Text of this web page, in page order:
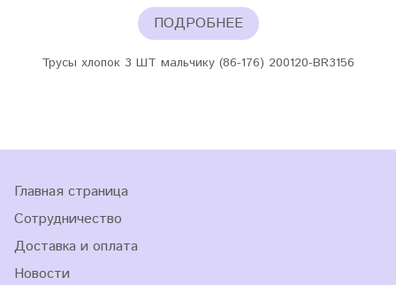
ПОДРОБНЕЕ
Трусы хлопок 3 ШТ мальчику (86-176) 200120-BR3156
Главная страница
Сотрудничество
Доставка и оплата
Новости